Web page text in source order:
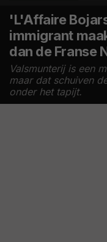
'L'Affaire
immigrant
dan de Franse
Valsmunterij is een
maar dat schuiven
onder het tapijt.